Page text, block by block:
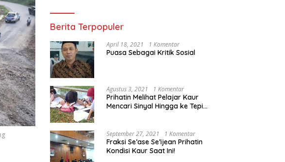
Berita Terpopuler
April 18, 2021 1 Komentar
Puasa Sebagai Kritik Sosial
Agustus 3, 2021 1 Komentar
Prihatin Melihat Pelajar Kaur
Mencari Sinyal Hingga ke Tepi
Segera Bertindak
September 27, 2021 1 Komentar
Fraksi Se’ase Se’ijean Prihatin
Kondisi Kaur Saat Ini!